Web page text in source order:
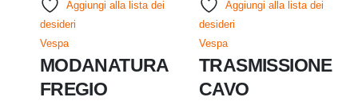
Aggiungi alla lista dei
desideri
Vespa
MODANATURA
FREGIO
Aggiungi alla lista dei
desideri
Vespa
TRASMISSIONE
CAVO